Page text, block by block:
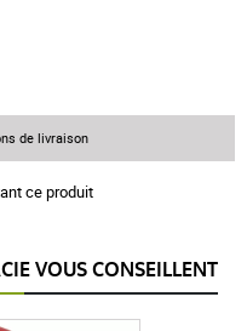
ce produit
de livraison
VOUS CONSEILLENT